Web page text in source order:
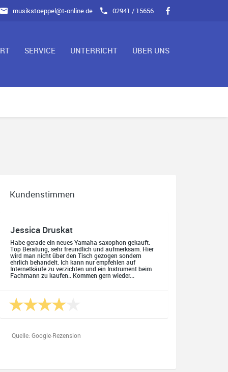
musikstoeppel@t-online.de 02941 / 15656
SERVICE UNTERRICHT ÜBER UNS
Kundenstimmen
Jessica Druskat
Habe gerade ein neues Yamaha saxophon gekauft.
Top Beratung, sehr freundlich und aufmerksam. Hier
wird man nicht über den Tisch gezogen sondern
ehrlich behandelt. Ich kann nur empfehlen auf
Internetkäufe zu verzichten und ein Instrument beim
Fachmann zu kaufen.. Kommen gern wieder...
Quelle: Google-Rezension